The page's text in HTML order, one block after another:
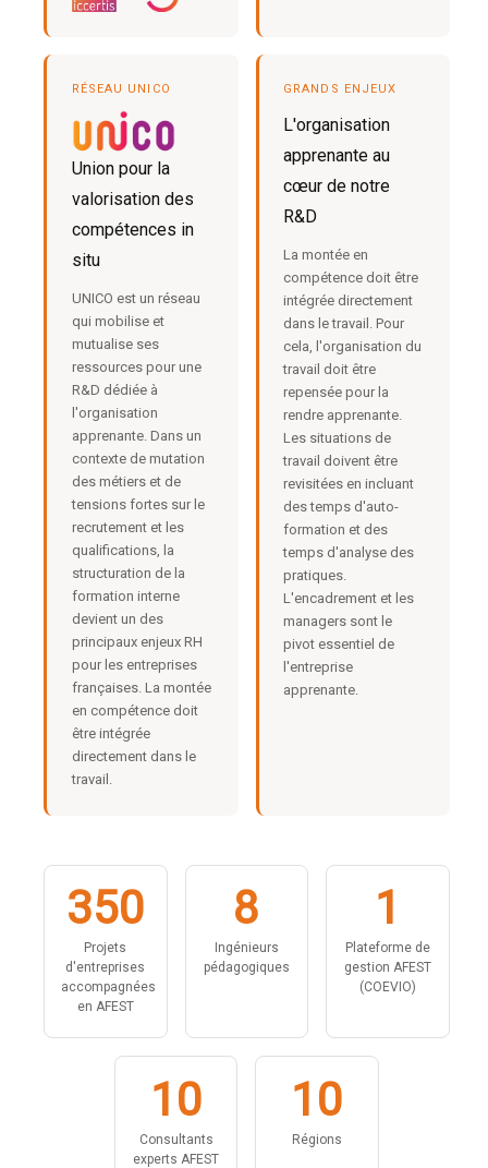
RÉSEAU UNICO
Union pour la
valorisation des
compétences in
situ
UNICO est un réseau
qui mobilise et
mutualise ses
ressources pour une
R&D dédiée à
l'organisation
apprenante. Dans un
contexte de mutation
des métiers et de
tensions fortes sur le
recrutement et les
qualifications, la
structuration de la
formation interne
devient un des
principaux enjeux RH
pour les entreprises
françaises. La montée
en compétence doit
être intégrée
directement dans le
travail.
GRANDS ENJEUX
L'organisation
apprenante au
cœur de notre
R&D
La montée en
compétence doit être
intégrée directement
dans le travail. Pour
cela, l'organisation du
travail doit être
repensée pour la
rendre apprenante.
Les situations de
travail doivent être
revisitées en incluant
des temps d'auto-
formation et des
temps d'analyse des
pratiques.
L'encadrement et les
managers sont le
pivot essentiel de
l'entreprise
apprenante.
350
Projets
d'entreprises
accompagnées
en AFEST
8
Ingénieurs
pédagogiques
1
Plateforme de
gestion AFEST
(COEVIO)
10
Consultants
experts AFEST
10
Régions